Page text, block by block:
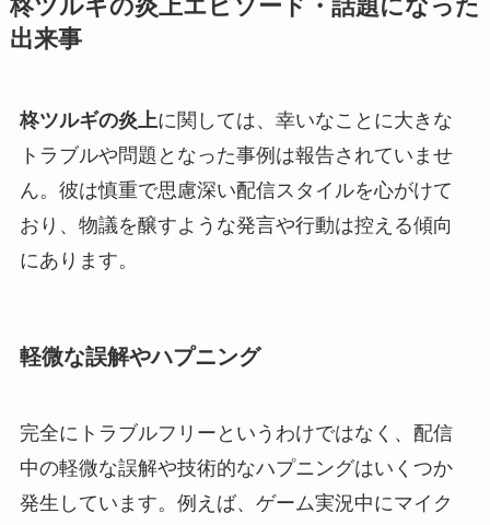
柊ツルギの炎上エピソード・話題になった
出来事
柊ツルギの炎上に関しては、幸いなことに大きな
トラブルや問題となった事例は報告されていませ
ん。彼は慎重で思慮深い配信スタイルを心がけて
おり、物議を醸すような発言や行動は控える傾向
にあります。
軽微な誤解やハプニング
完全にトラブルフリーというわけではなく、配信
中の軽微な誤解や技術的なハプニングはいくつか
発生しています。例えば、ゲーム実況中にマイク